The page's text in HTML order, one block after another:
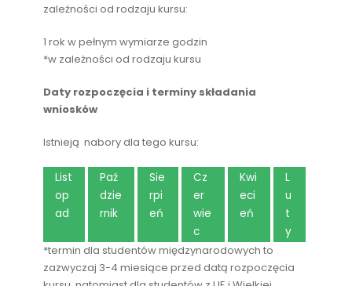
zależności od rodzaju kursu:
1 rok w pełnym wymiarze godzin
*w zależności od rodzaju kursu
Daty rozpoczęcia i terminy składania
wniosków
Istnieją nabory dla tego kursu:
List
op
ad
Paź
dzie
rnik
Sie
rpi
eń
Cz
er
wie
c
Kwi
eci
eń
L
u
t
y
*termin dla studentów międzynarodowych to
zazwyczaj 3-4 miesiące przed datą rozpoczęcia